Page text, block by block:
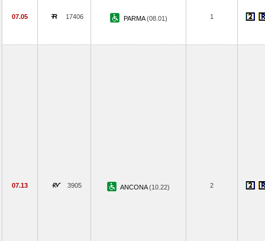
07.05 17406 PARMA(08.01) 1
07.13 3905 ANCONA(10.22) 2